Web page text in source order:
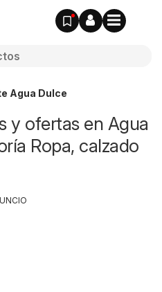
Agua Dulce
y ofertas en Agua
Ropa, calzado